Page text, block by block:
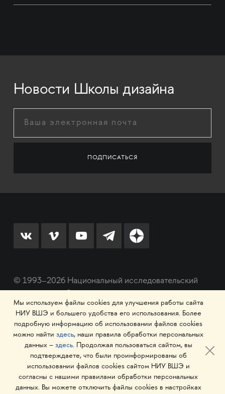
Новости Школы дизайна
© 1993–2026 Национальный исследовательский
Мы используем файлы cookies для улучшения работы сайта
НИУ ВШЭ и большего удобства его использования. Более
подробную информацию об использовании файлов cookies
можно найти здесь, наши правила обработки персональных
данных – здесь. Продолжая пользоваться сайтом, вы
подтверждаете, что были проинформированы об
использовании файлов cookies сайтом НИУ ВШЭ и
согласны с нашими правилами обработки персональных
данных. Вы можете отключить файлы cookies в настройках